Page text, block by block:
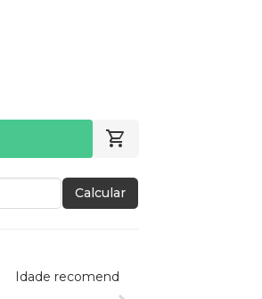
Calcular
Idade recomendada